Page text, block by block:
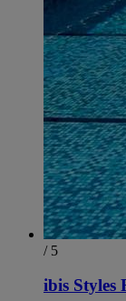
/ 5
ibis Styles